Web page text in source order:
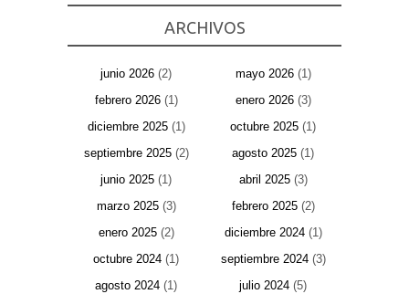
ARCHIVOS
junio 2026 (2) mayo 2026(1)
febrero 2026(1) enero 2026(3)
diciembre 2025(1) octubre 2025 (1)
septiembre 2025(2) agosto 2025 (1)
junio 2025 (1) abril 2025(3)
marzo 2025(3) febrero 2025(2)
enero 2025(2) diciembre 2024(1)
octubre 2024 (1) septiembre 2024(3)
agosto 2024 (1) julio 2024 (5)